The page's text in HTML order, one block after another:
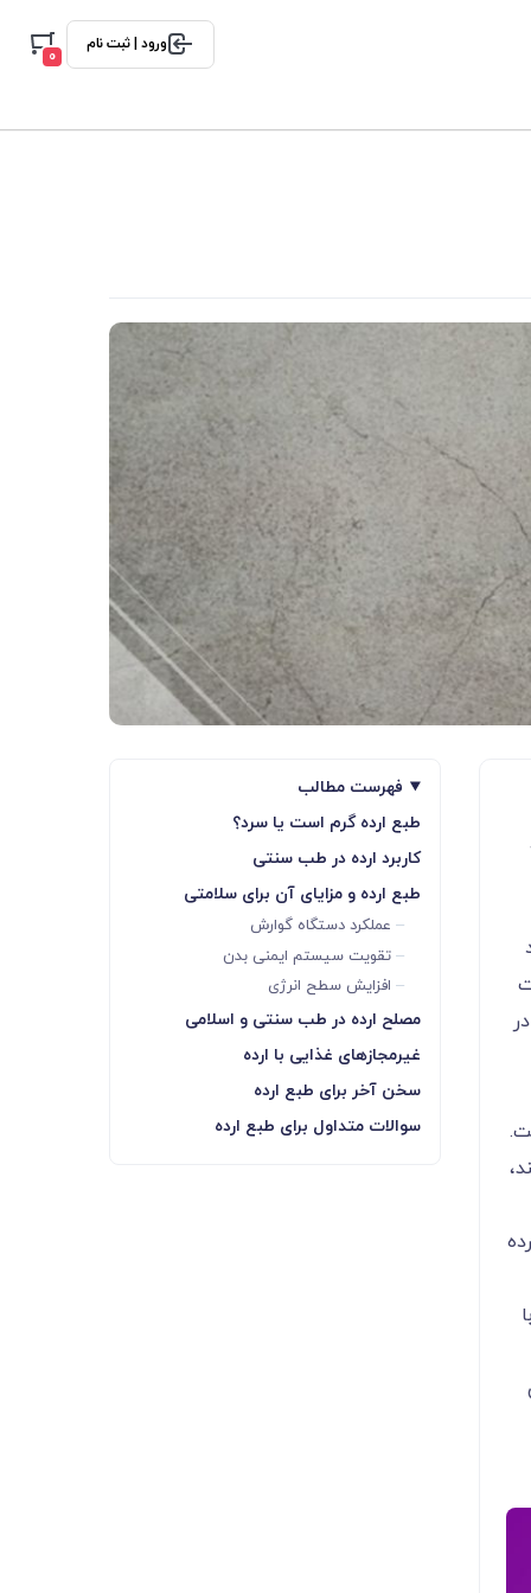
ورود | ثبت نام
0
فهرست مطالب
طبع ارده گرم است یا سرد؟
کاربرد ارده در طب سنتی
طبع ارده و مزایای آن برای سلامتی
عملکرد دستگاه گوارش
تقویت سیستم ایمنی بدن
افزایش سطح انرژی
مصلح ارده در طب سنتی و اسلامی
غیرمجازهای غذایی با ارده
سخن آخر برای طبع ارده
سوالات متداول برای طبع ارده